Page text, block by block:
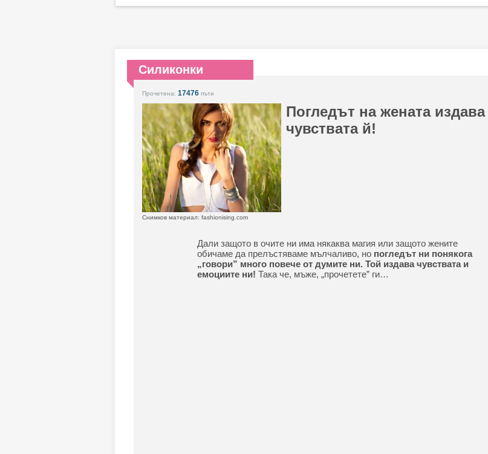
Силиконки
Прочетена: 17476пъти
Погледът на жената издава
чувствата й!
Снимков материал: fashionising.com
Дали защото в очите ни има някаква магия или защото жените
обичаме да прелъстяваме мълчаливо, но погледът ни понякога
„говори” много повече от думите ни. Той издава чувствата и
емоциите ни! Така че, мъже, „прочетете” ги…